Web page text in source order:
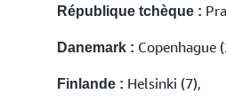
République tchèque :
Danemark : Copenhague
Finlande : Helsinki (7),